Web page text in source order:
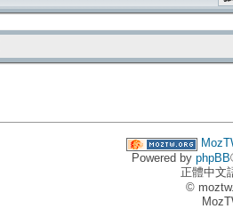
Powered by phpBB
正體中文
©